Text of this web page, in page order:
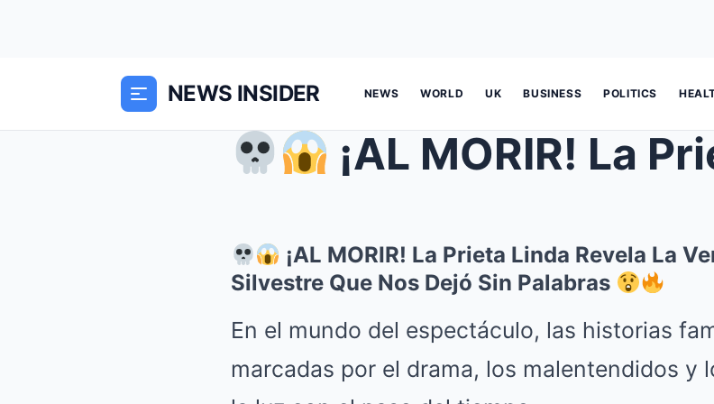
NEWS INSIDER NEWS WORLD UK BUSINESS POLITICS
¡AL MORIR! La Prieta Linda
¡AL MORIR! La Prieta Linda Revela La
Silvestre Que Nos Dejó Sin Palabras
En el mundo del espectáculo, las historias
marcadas por el drama, los malentendidos y